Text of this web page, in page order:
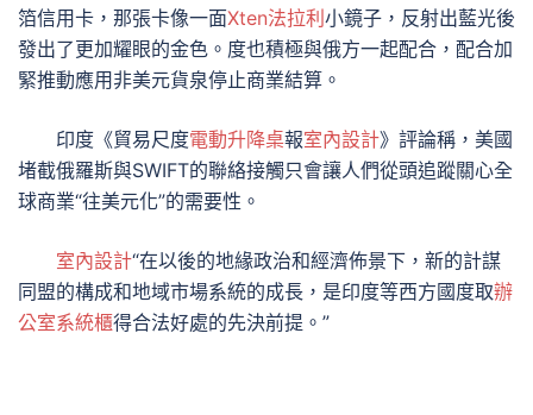
箔信用卡，那張卡像一面Xten法拉利 小鏡子，反射出藍光後
發出了更加耀眼的金色。度也積極與俄方一起配合，配合加
緊推動應用非美元貨泉停止商業結算。
印度《貿易尺度電動升降桌報室內設計》評論稱，美國
堵截俄羅斯與SWIFT的聯絡接觸只會讓人們從頭追蹤關心全
球商業“往美元化”的需要性。
室內設計“在以後的地緣政治和經濟佈景下，新的計謀
同盟的構成和地域市場系統的成長，是印度等西方國度取辦
公室系統櫃得合法好處的先決前提。”